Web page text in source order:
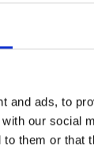
and ads, to
our social
to them or